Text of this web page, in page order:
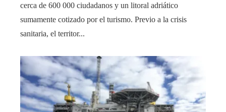
cerca de 600 000 ciudadanos y un litoral adriático
sumamente cotizado por el turismo. Previo a la crisis
sanitaria, el territor...